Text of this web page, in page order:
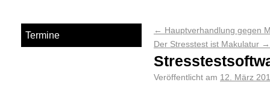
← Hauptverhandlung gegen
Der Stresstest ist Makulatur →
Veröffentlicht am 12. März
Termine